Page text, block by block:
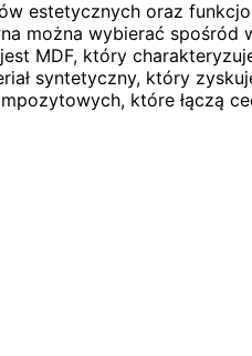
estetycznych oraz
można wybierać spośród
MDF, który
syntetyczny, który
które łączą